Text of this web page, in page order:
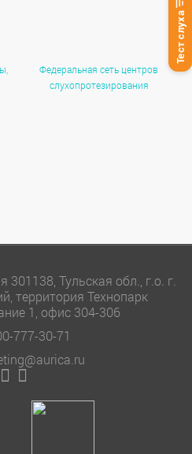
Тест слуха
Федеральная сеть центров
слухопротезирования
301138, Тульская обл., г.о. г.
территория Технопарк
1, офис 304-306
777-30-71